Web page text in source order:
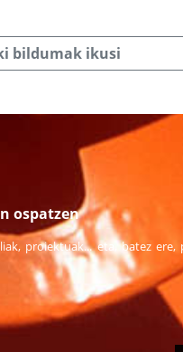
bildumak ikusi
ospatzen
proiektuak... eta, batez